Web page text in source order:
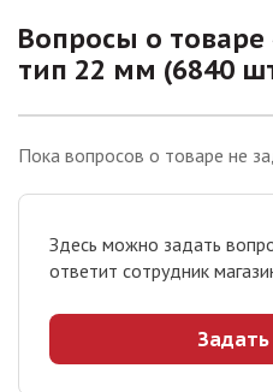
Вопросы о товаре
тип 22 мм (6840
Здесь можно задать
ответит сотрудник
Задать
Пока вопросов о товаре не